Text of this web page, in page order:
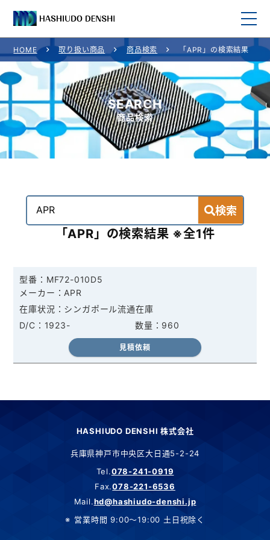
HOME
取り扱い商品
取り扱いメーカー
ご利用案内
お問い合わせ
HOME 取り扱い商品 商品検索 「APR」の検索結果
SEARCH
商品検索
検索
「APR」の検索結果 ※全1件
MF72-010D5
APR
960
シンガポール流通在庫
1923-
見積依頼
HASHIUDO DENSHI 株式会社
兵庫県神戸市中央区大日通5-2-24
Tel.078-241-0919
Fax.078-221-6536
Mail.hd@hashiudo-denshi.jp
営業時間 9:00～19:00 土日祝除く